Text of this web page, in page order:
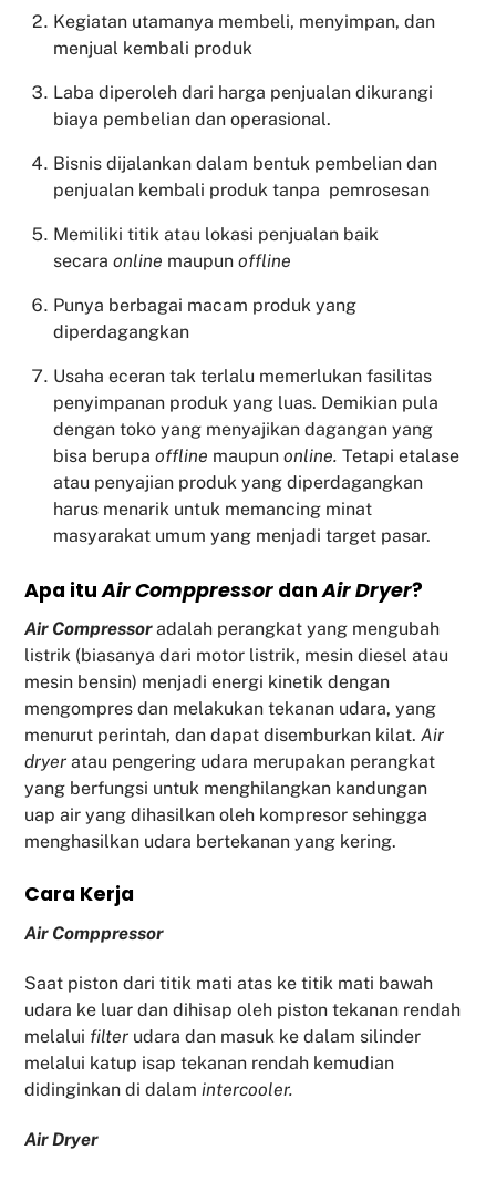
Kegiatan utamanya membeli, menyimpan, dan
menjual kembali produk
Laba diperoleh dari harga penjualan dikurangi
biaya pembelian dan operasional.
Bisnis dijalankan dalam bentuk pembelian dan
penjualan kembali produk tanpa pemrosesan
Memiliki titik atau lokasi penjualan baik
secara online maupun offline
Punya berbagai macam produk yang
diperdagangkan
Usaha eceran tak terlalu memerlukan fasilitas
penyimpanan produk yang luas. Demikian pula
dengan toko yang menyajikan dagangan yang
bisa berupa offline maupun online. Tetapi etalase
atau penyajian produk yang diperdagangkan
harus menarik untuk memancing minat
masyarakat umum yang menjadi target pasar.
Apa ituAir Comppressor danAir Dryer?
Air Compressoradalah perangkat yang mengubah
listrik (biasanya dari motor listrik, mesin diesel atau
mesin bensin) menjadi energi kinetik dengan
mengompres dan melakukan tekanan udara, yang
menurut perintah, dan dapat disemburkan kilat.Air
dryer atau pengering udara merupakan perangkat
yang berfungsi untuk menghilangkan kandungan
uap air yang dihasilkan oleh kompresor sehingga
menghasilkan udara bertekanan yang kering.
Cara Kerja
Air Comppressor
Saat piston dari titik mati atas ke titik mati bawah
udara ke luar dan dihisap oleh piston tekanan rendah
melalui filter udara dan masuk ke dalam silinder
melalui katup isap tekanan rendah kemudian
didinginkan di dalamintercooler.
Air Dryer